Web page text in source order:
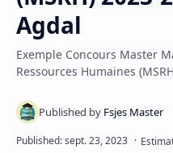
Agdal
Exemple Concours Master
Ressources Humaines